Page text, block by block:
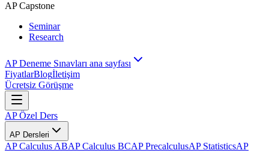
AP Capstone
Seminar
Research
AP Deneme Sınavları ana sayfası
FiyatlarBlogİletişim
Ücretsiz Görüşme
AP Özel Ders
AP Dersleri
AP Calculus ABAP Calculus BCAP PrecalculusAP StatisticsAP